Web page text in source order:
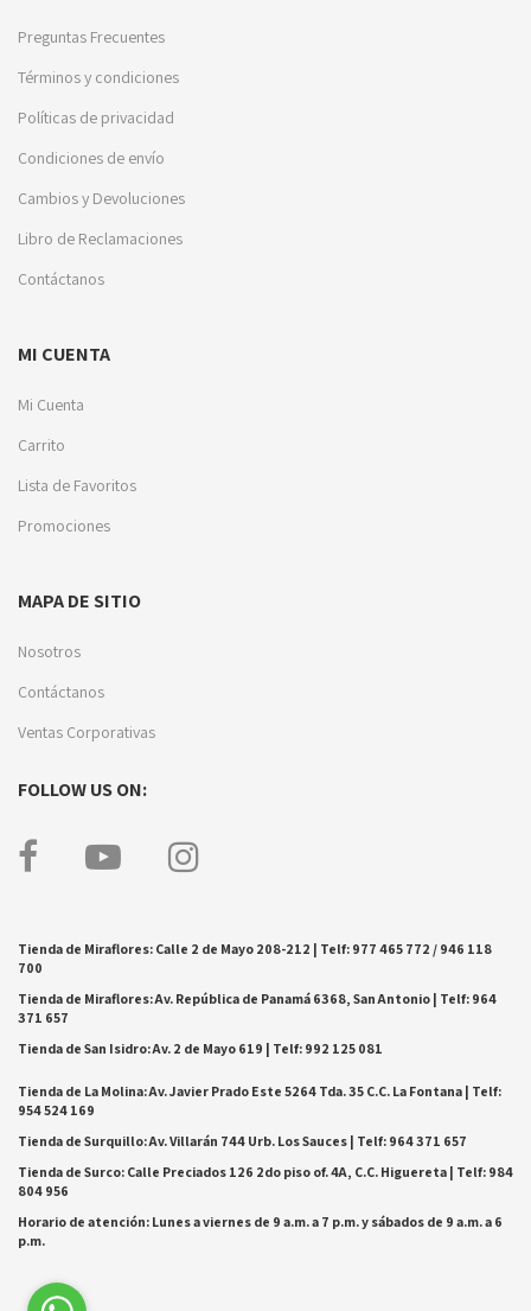
Preguntas Frecuentes
Términos y condiciones
Políticas de privacidad
Condiciones de envío
Cambios y Devoluciones
Libro de Reclamaciones
Contáctanos
MI CUENTA
Mi Cuenta
Carrito
Lista de Favoritos
Promociones
MAPA DE SITIO
Nosotros
Contáctanos
Ventas Corporativas
FOLLOW US ON:
Tienda de Miraflores: Calle 2 de Mayo 208-212 | Telf: 977 465 772 / 946 118
700
Tienda de Miraflores: Av. República de Panamá 6368, San Antonio | Telf: 964
371 657
Tienda de San Isidro: Av. 2 de Mayo 619 | Telf: 992 125 081
Tienda de La Molina: Av. Javier Prado Este 5264 Tda. 35 C.C. La Fontana | Telf:
954 524 169
Tienda de Surquillo: Av. Villarán 744 Urb. Los Sauces | Telf: 964 371 657
Tienda de Surco: Calle Preciados 126 2do piso of. 4A, C.C. Higuereta | Telf: 984
804 956
Horario de atención: Lunes a viernes de 9 a.m. a 7 p.m. y sábados de 9 a.m. a 6
p.m.